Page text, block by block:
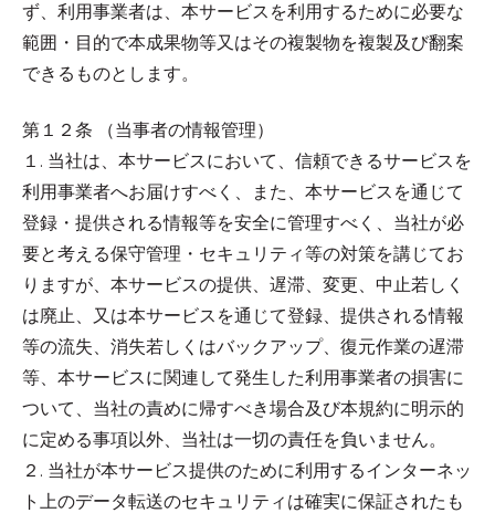
ず、利用事業者は、本サービスを利用するために必要な
範囲・目的で本成果物等又はその複製物を複製及び翻案
できるものとします。
第１２条 （当事者の情報管理）
１. 当社は、本サービスにおいて、信頼できるサービスを
利用事業者へお届けすべく、また、本サービスを通じて
登録・提供される情報等を安全に管理すべく、当社が必
要と考える保守管理・セキュリティ等の対策を講じてお
りますが、本サービスの提供、遅滞、変更、中止若しく
は廃止、又は本サービスを通じて登録、提供される情報
等の流失、消失若しくはバックアップ、復元作業の遅滞
等、本サービスに関連して発生した利用事業者の損害に
ついて、当社の責めに帰すべき場合及び本規約に明示的
に定める事項以外、当社は一切の責任を負いません。
２. 当社が本サービス提供のために利用するインターネッ
ト上のデータ転送のセキュリティは確実に保証されたも